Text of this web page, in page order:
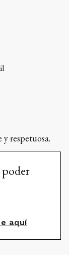
respetuosa.
aquí